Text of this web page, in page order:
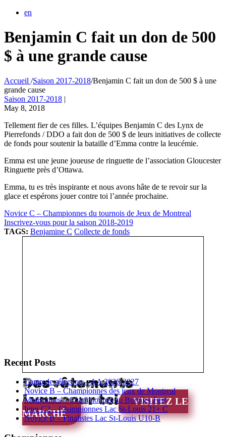
en
Benjamin C fait un don de 500
$ à une grande cause
Accueil /Saison 2017-2018/Benjamin C fait un don de 500 $ à une
grande cause
Saison 2017-2018 |
May 8, 2018
Tellement fier de ces filles. L’équipes Benjamin C des Lynx de
Pierrefonds / DDO a fait don de 500 $ de leurs initiatives de collecte
de fonds pour soutenir la bataille d’Emma contre la leucémie.
Emma est une jeune joueuse de ringuette de l’association Gloucester
Ringuette près d’Ottawa.
Emma, tu es très inspirante et nous avons hâte de te revoir sur la
glace et espérons jouer contre toi l’année prochaine.
Novice C – Championnes du tournois de Jeux de Montreal
Inscrivez-vous pour la saison 2018-2019
TAGS: Benjamine C Collecte de fonds
Des vêtements
Lynx pour toi
VISITEZ LE
MARCHÉ
Recent Posts
Camp de sélection – AA 2026-2027
Novice B – Championnes des jeux de Montreal
Moustiques – Championnes au Bunnies Fest
Inter C2 – Championnes Lac St-Louis 21+ C
Novice B – Finalistes Lac St-Louis U10-B